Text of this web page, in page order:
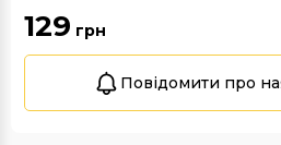
129 грн
Повідомити про